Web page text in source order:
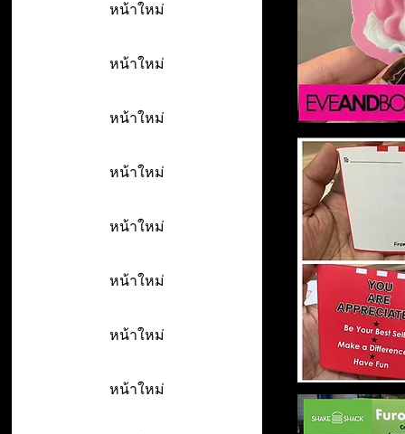
หน้าใหม่
หน้าใหม่
หน้าใหม่
หน้าใหม่
หน้าใหม่
หน้าใหม่
หน้าใหม่
หน้าใหม่